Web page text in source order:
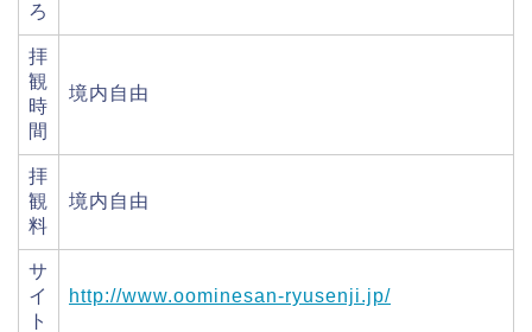
ろ
拝
観
時
間
境内自由
拝
観
料
境内自由
サ
イ
ト
http://www.oominesan-ryusenji.jp/